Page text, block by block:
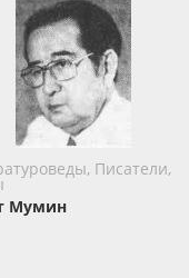
Писатели,
Мумин